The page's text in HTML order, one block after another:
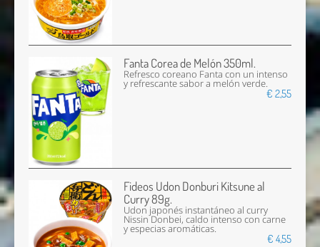
Fanta Corea de Melón 350ml.
Refresco coreano Fanta con un intenso
y refrescante sabor a melón verde.
€ 2,55
Fideos Udon Donburi Kitsune al
Curry 89g.
Udon japonés instantáneo al curry
Nissin Donbei, caldo intenso con carne
y especias aromáticas.
€ 4,55